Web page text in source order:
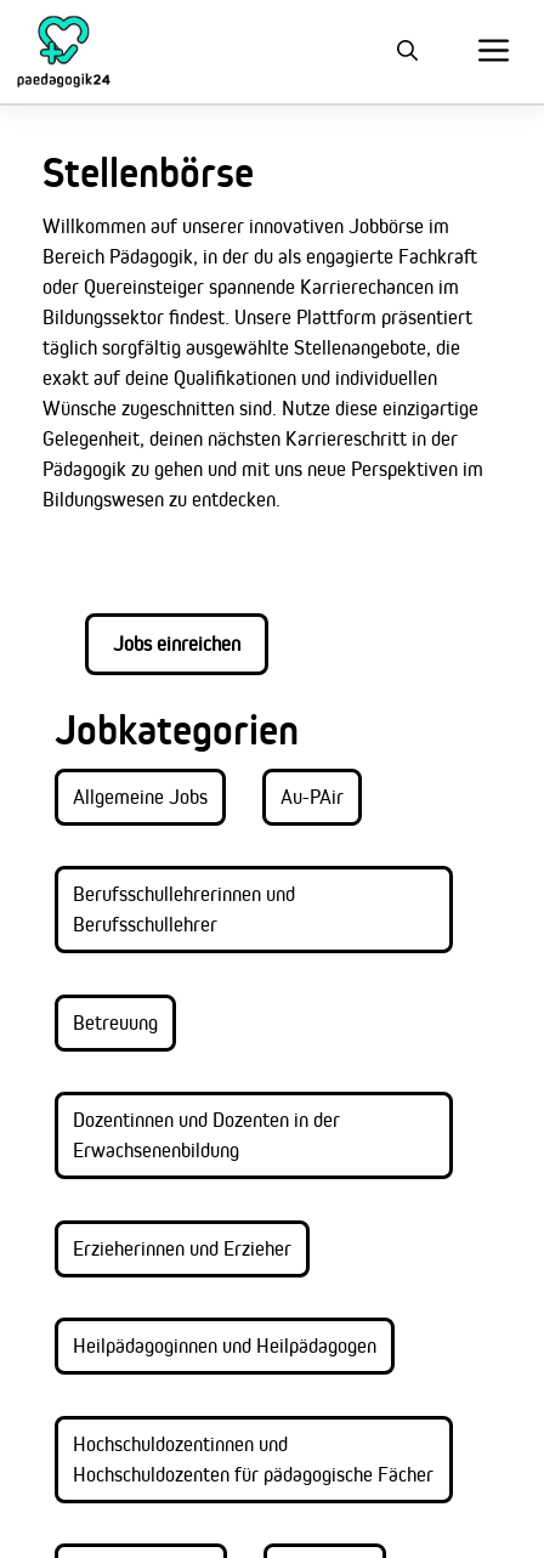
Stellenbörse
Willkommen auf unserer innovativen Jobbörse im
Bereich Pädagogik, in der du als engagierte Fachkraft
oder Quereinsteiger spannende Karrierechancen im
Bildungssektor findest. Unsere Plattform präsentiert
täglich sorgfältig ausgewählte Stellenangebote, die
exakt auf deine Qualifikationen und individuellen
Wünsche zugeschnitten sind. Nutze diese einzigartige
Gelegenheit, deinen nächsten Karriereschritt in der
Pädagogik zu gehen und mit uns neue Perspektiven im
Bildungswesen zu entdecken.
Jobs einreichen
Jobkategorien
Allgemeine Jobs Au-PAir
Berufsschullehrerinnen und
Berufsschullehrer
Betreuung
Dozentinnen und Dozenten in der
Erwachsenenbildung
Erzieherinnen und Erzieher
Heilpädagoginnen und Heilpädagogen
Hochschuldozentinnen und
Hochschuldozenten für pädagogische Fächer